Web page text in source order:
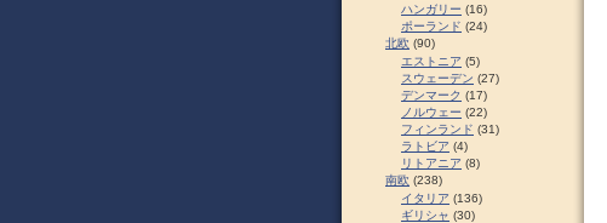
ハンガリー (16)
ポーランド (24)
北欧 (90)
エストニア (5)
スウェーデン (27)
デンマーク (17)
ノルウェー (22)
フィンランド (31)
ラトビア (4)
リトアニア (8)
南欧 (238)
イタリア (136)
ギリシャ (30)